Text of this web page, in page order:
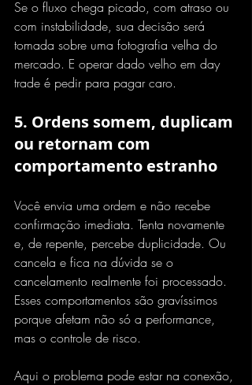
Se o fluxo chega picado, com atraso ou
com instabilidade, sua decisão será
tomada sobre uma fotografia velha do
mercado. E operar dado velho em day
trade é pedir para pagar caro.
5. Ordens somem, duplicam
ou retornam com
comportamento estranho
Você envia uma ordem e não recebe
confirmação imediata. Tenta novamente
e, de repente, percebe duplicidade. Ou
cancela e fica na dúvida se o
cancelamento realmente foi processado.
Esses comportamentos são gravíssimos
porque afetam não só a performance,
mas o controle de risco.
Aqui o problema pode estar na conexão,